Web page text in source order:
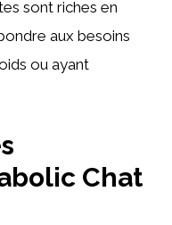
sont riches en
aux besoins
ou ayant
Chat